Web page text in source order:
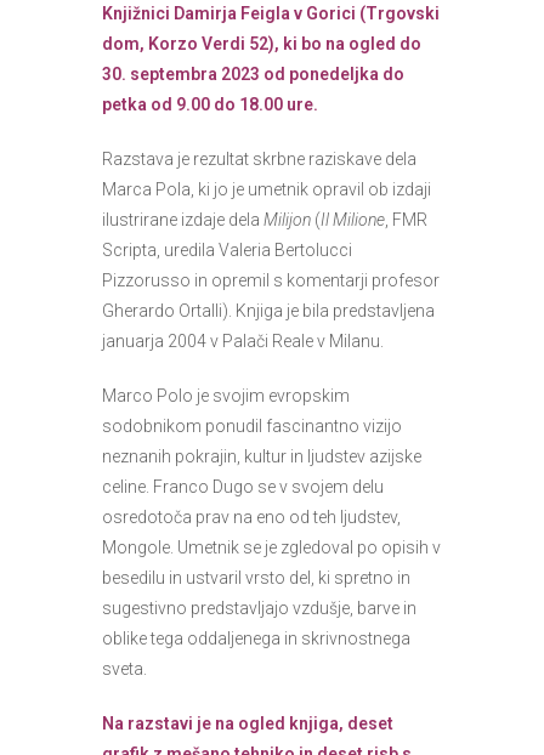
Knjižnici Damirja Feigla v Gorici (Trgovski
dom, Korzo Verdi 52), ki bo na ogled do
30. septembra 2023 od ponedeljka do
petka od 9.00 do 18.00 ure.
Razstava je rezultat skrbne raziskave dela
Marca Pola, ki jo je umetnik opravil ob izdaji
ilustrirane izdaje dela Milijon (Il Milione , FMR
Scripta, uredila Valeria Bertolucci
Pizzorusso in opremil s komentarji profesor
Gherardo Ortalli). Knjiga je bila predstavljena
januarja 2004 v Palači Reale v Milanu.
Marco Polo je svojim evropskim
sodobnikom ponudil fascinantno vizijo
neznanih pokrajin, kultur in ljudstev azijske
celine. Franco Dugo se v svojem delu
osredotoča prav na eno od teh ljudstev,
Mongole. Umetnik se je zgledoval po opisih v
besedilu in ustvaril vrsto del, ki spretno in
sugestivno predstavljajo vzdušje, barve in
oblike tega oddaljenega in skrivnostnega
sveta.
Na razstavi je na ogled knjiga, deset